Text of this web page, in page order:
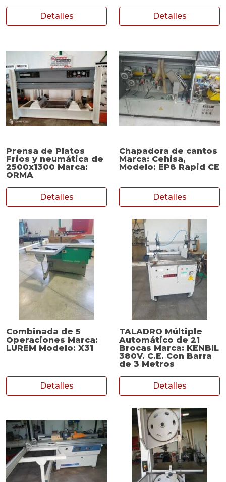
Detalles Detalles
Prensa de Platos
Frios y neumática de
2500x1300 Marca:
ORMA
Detalles
Chapadora de cantos
Marca: Cehisa,
Modelo: EP8 Rapid CE
Detalles
Combinada de 5
Operaciones Marca:
LUREM Modelo: X31
Detalles
TALADRO Múltiple
Automático de 21
Brocas Marca: KENBIL
380V. C.E. Con Barra
de 3 Metros
Detalles